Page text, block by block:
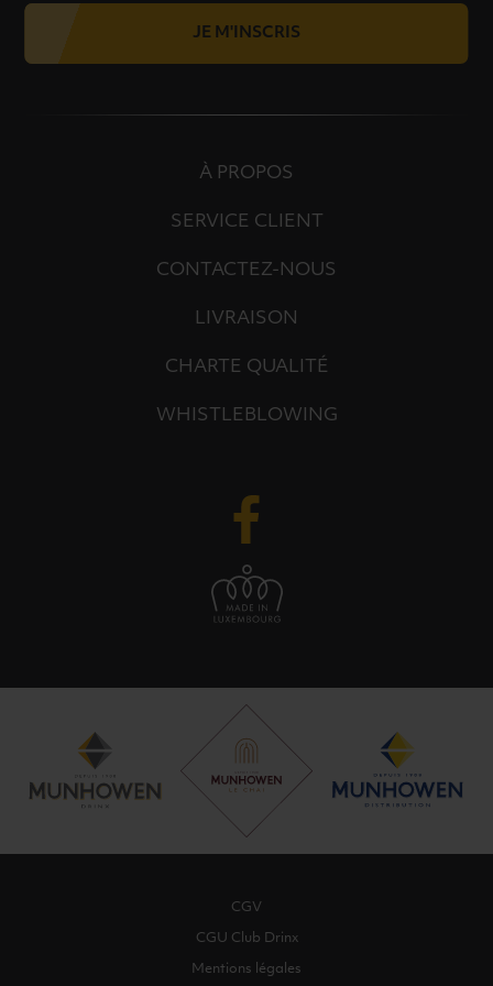
JE M'INSCRIS
À PROPOS
SERVICE CLIENT
CONTACTEZ-NOUS
LIVRAISON
CHARTE QUALITÉ
WHISTLEBLOWING
CGV
CGU Club Drinx
Mentions légales